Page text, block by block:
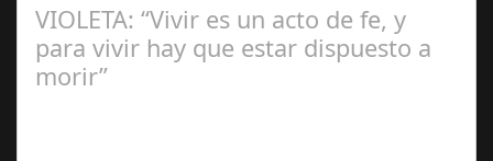
VIOLETA: “Vivir es un acto de fe, y
para vivir hay que estar dispuesto a
morir”